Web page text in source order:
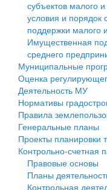
Оценка
Деятельность МУ
Нормативы
Правила
Генеральные планы
Проекты планировки
Собрание депутатов
Городское поселение
субъектов малого
условия и порядок
поддержки малого
Имущественная
среднего
Муниципальные
Оценка
Деятельность МУ
Нормативы
Правила
Генеральные планы
Проекты планировки
Контрольно-счетная
Правовые основы
Планы
Контрольная